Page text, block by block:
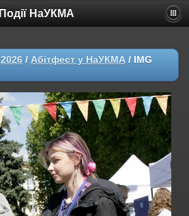
Події НаУКМА
2026 / Абітфест у НаУКМА / IMG